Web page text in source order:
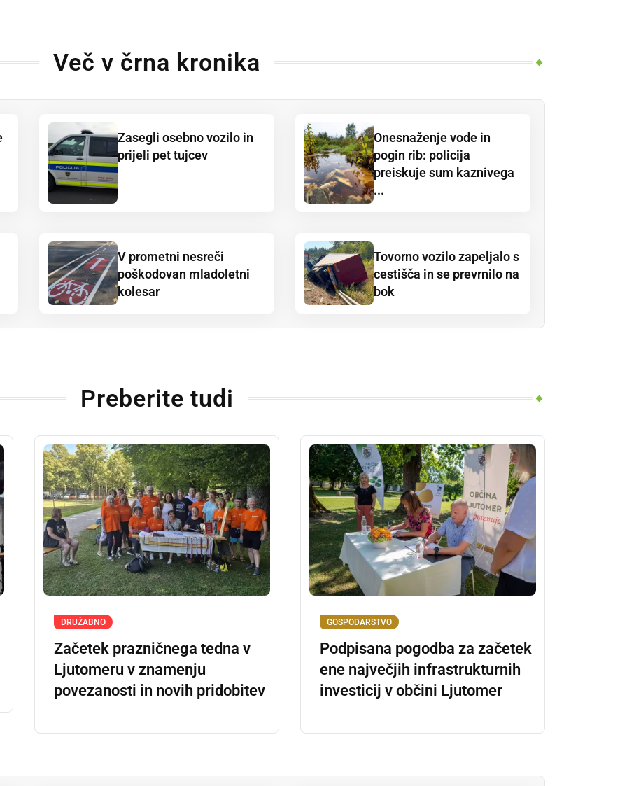
Več v črna kronika
Zasegli osebno vozilo in
prijeli pet tujcev
Onesnaženje vode in
pogin rib: policija
preiskuje sum kaznivega
...
V prometni nesreči
poškodovan mladoletni
kolesar
Tovorno vozilo zapeljalo s
cestišča in se prevrnilo na
bok
Preberite tudi
DRUŽABNO
Začetek prazničnega tedna v
Ljutomeru v znamenju
povezanosti in novih pridobitev
GOSPODARSTVO
Podpisana pogodba za začetek
ene največjih infrastrukturnih
investicij v občini Ljutomer